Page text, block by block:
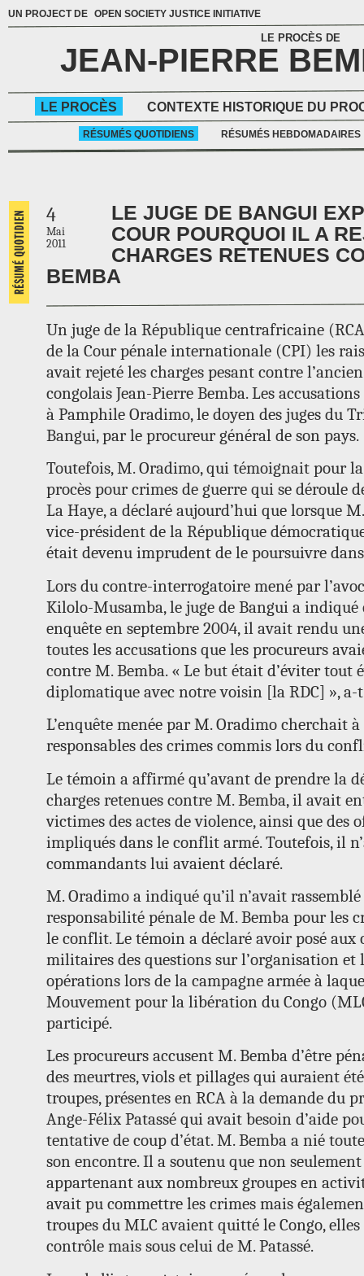
UN PROJECT DE OPEN SOCIETY JUSTICE INITIATIVE
LE PROCÈS DE
JEAN-PIERRE
LE PROCÈS CONTEXTE HISTORIQUE DU
RÉSUMÉS QUOTIDIENS RÉSUMÉS HEBDOMADAIRES
4
Mai
2011
LE JUGE DE BANGUI
COUR POURQUOI IL A
CHARGES RETENUES
BEMBA
Un juge de la République centrafricaine
de la Cour pénale internationale (CPI) les
avait rejeté les charges pesant contre
congolais Jean-Pierre Bemba. Les
à Pamphile Oradimo, le doyen des juges du
Bangui, par le procureur général de son pays.
Toutefois, M. Oradimo, qui témoignait pour
procès pour crimes de guerre qui se déroule
La Haye, a déclaré aujourd’hui que lorsque
vice-président de la République
était devenu imprudent de le poursuivre
Lors du contre-interrogatoire mené par
Kilolo-Musamba, le juge de Bangui a indiqué
enquête en septembre 2004, il avait rendu
toutes les accusations que les procureurs
contre M. Bemba. « Le but était d’éviter tout
diplomatique avec notre voisin [la RDC] »,
L’enquête menée par M. Oradimo cherchait
responsables des crimes commis lors du
Le témoin a affirmé qu’avant de prendre la
charges retenues contre M. Bemba, il avait
victimes des actes de violence, ainsi que des
impliqués dans le conflit armé. Toutefois, il
commandants lui avaient déclaré.
M. Oradimo a indiqué qu’il n’avait
responsabilité pénale de M. Bemba pour les
le conflit. Le témoin a déclaré avoir posé aux
militaires des questions sur l’organisation et
opérations lors de la campagne armée à
Mouvement pour la libération du Congo
participé.
Les procureurs accusent M. Bemba d’être
des meurtres, viols et pillages qui auraient
troupes, présentes en RCA à la demande du
Ange-Félix Patassé qui avait besoin d’aide
tentative de coup d’état. M. Bemba a nié
son encontre. Il a soutenu que non
appartenant aux nombreux groupes en
avait pu commettre les crimes mais
troupes du MLC avaient quitté le Congo, elles
contrôle mais sous celui de M. Patassé.